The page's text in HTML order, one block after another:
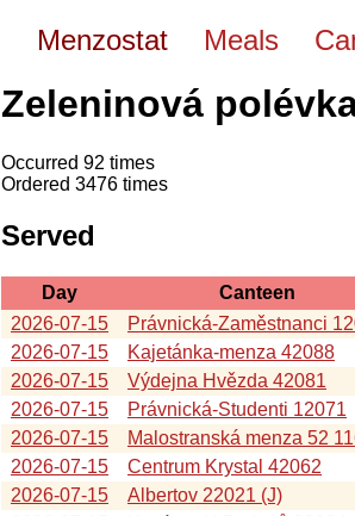
Menzostat Meals
Zeleninová
Occurred 92 times
Ordered 3476 times
Served
Day Canteen
2026-07-15
Právnická-Zaměstnanci
2026-07-15
Kajetánka-menza 42088
2026-07-15
Výdejna Hvězda 42081
2026-07-15
Právnická-Studenti 12071
2026-07-15
Malostranská menza 52
2026-07-15
Centrum Krystal 42062
2026-07-15
Albertov 22021 (J)